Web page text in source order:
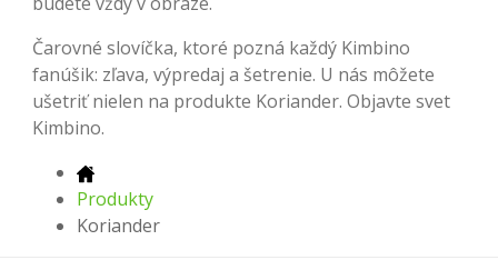
Čarovné slovíčka, ktoré pozná každý Kimbino
fanúšik: zľava, výpredaj a šetrenie. U nás môžete
ušetriť nielen na produkte Koriander. Objavte svet
Kimbino.
Produkty
Koriander